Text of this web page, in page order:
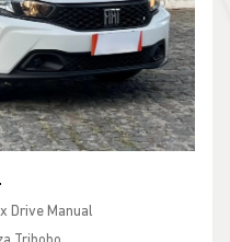
Manual
Tribobo
2024/2025